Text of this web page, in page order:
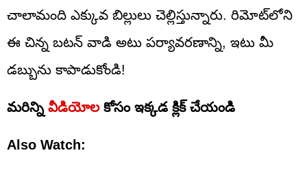
చాలామంది ఎక్కువ బిల్లులు చెల్లిస్తున్నారు. రిమోట్‌లోని
ఈ చిన్న బటన్ వాడి అటు పర్యావరణాన్ని, ఇటు మీ
డబ్బును కాపాడుకోండి!
మరిన్ని వీడియోలకోసం ఇక్కడ క్లిక్ చేయండి
Also Watch: